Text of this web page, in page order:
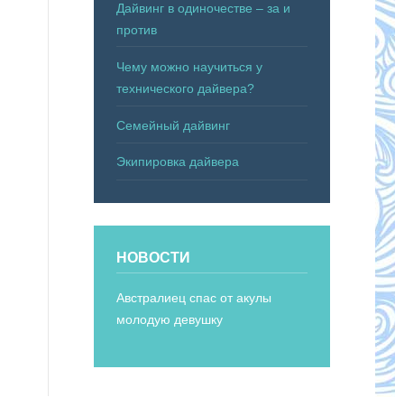
Дайвинг в одиночестве – за и
против
Чему можно научиться у
технического дайвера?
Семейный дайвинг
Экипировка дайвера
НОВОСТИ
Австралиец спас от акулы
молодую девушку